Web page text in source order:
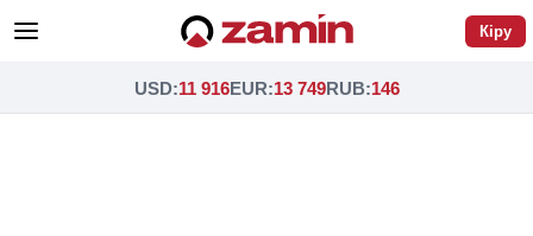
Кіру
USD:11 916EUR:13 749RUB:146